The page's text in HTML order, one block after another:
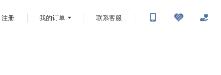
注册 我的订单 联系客服